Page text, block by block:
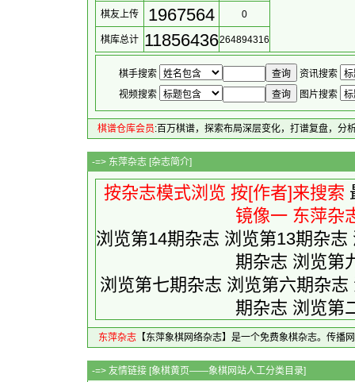
棋友上传 1967564 0
棋库总计 11856436264894316
棋手搜索
资讯搜索
视频搜索
图片搜索
棋谱仓库会员:百万棋谱，探索布局深层变化，打谱复盘，分
-=> 东萍杂志 [杂志简介]
按杂志模式浏览 按[作者]来搜索
镜像一 东萍杂
浏览第14期杂志 浏览第13期杂志
期杂志 浏览第
浏览第七期杂志 浏览第六期杂志
期杂志 浏览第
东萍杂志 【东萍象棋网络杂志】是一个免费象棋杂志。传
-=> 友情链接 [象棋黄页——象棋网站人工分类目录]